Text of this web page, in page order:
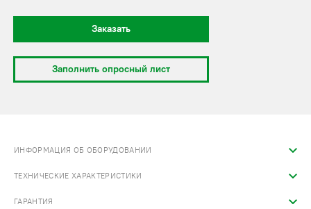
Заказать
Заполнить опросный лист
ИНФОРМАЦИЯ ОБ ОБОРУДОВАНИИ
ТЕХНИЧЕСКИЕ ХАРАКТЕРИСТИКИ
ГАРАНТИЯ